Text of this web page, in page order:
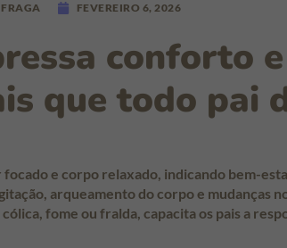
FEVEREIRO 6, 2026
conforto e
que todo pai
e corpo relaxado, indicando bem-
arqueamento do corpo e mudanças
fome ou fralda, capacita os pais a